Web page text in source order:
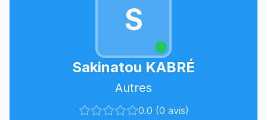
S
Sakinatou KABRÉ
Autres
0.0 (0 avis)